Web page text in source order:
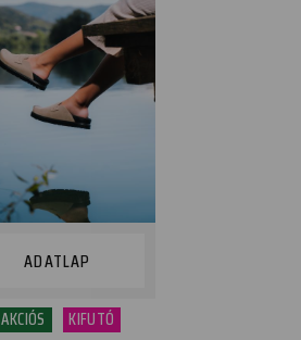
ADATLAP
AKCIÓS KIFUTÓ